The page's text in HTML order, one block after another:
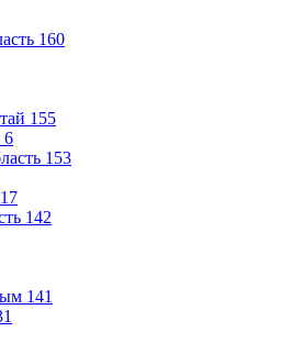
160
155
6
153
17
142
141